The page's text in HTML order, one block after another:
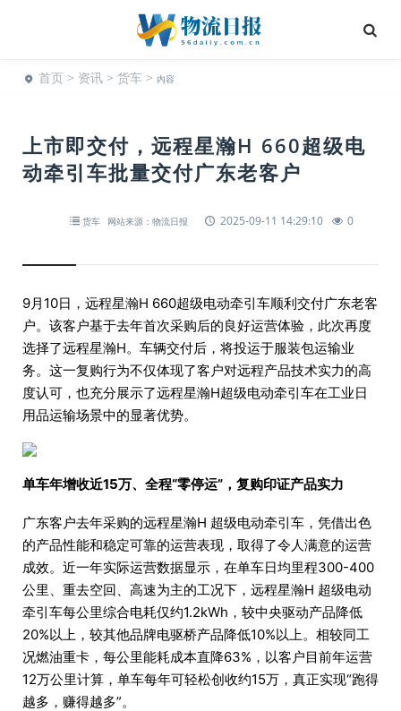
首页 > 资讯 > 货车 > 内容
上市即交付，远程星瀚H 660超级电
动牵引车批量交付广东老客户
货车 网站来源：物流日报 2025-09-11 14:29:10 0
9月10日，远程星瀚H 660超级电动牵引车顺利交付广东老客
户。该客户基于去年首次采购后的良好运营体验，此次再度
选择了远程星瀚H。车辆交付后，将投运于服装包运输业
务。这一复购行为不仅体现了客户对远程产品技术实力的高
度认可，也充分展示了远程星瀚H超级电动牵引车在工业日
用品运输场景中的显著优势。
单车年增收近15万、全程“零停运”，复购印证产品实力
广东客户去年采购的远程星瀚H 超级电动牵引车，凭借出色
的产品性能和稳定可靠的运营表现，取得了令人满意的运营
成效。近一年实际运营数据显示，在单车日均里程300-400
公里、重去空回、高速为主的工况下，远程星瀚H 超级电动
牵引车每公里综合电耗仅约1.2kWh，较中央驱动产品降低
20%以上，较其他品牌电驱桥产品降低10%以上。相较同工
况燃油重卡，每公里能耗成本直降63%，以客户目前年运营
12万公里计算，单车每年可轻松创收约15万，真正实现“跑得
越多，赚得越多”。